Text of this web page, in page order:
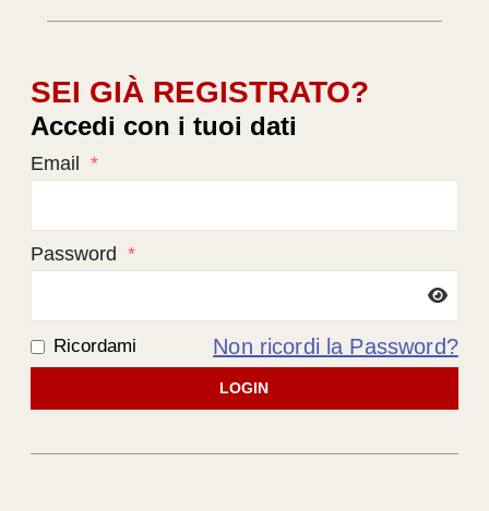
SEI GIÀ REGISTRATO?
Accedi con i tuoi dati
Email *
Password *
Ricordami Non ricordi la Password?
LOGIN